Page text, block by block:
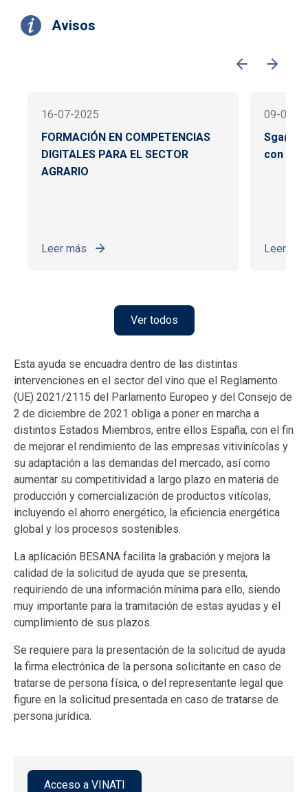
Avisos
16-07-2025
FORMACIÓN EN COMPETENCIAS
DIGITALES PARA EL SECTOR
AGRARIO
Leer más
09-05-
con el
Leer
Ver todos
Esta ayuda se encuadra dentro de las distintas
intervenciones en el sector del vino que el Reglamento
(UE) 2021/2115 del Parlamento Europeo y del Consejo de
2 de diciembre de 2021 obliga a poner en marcha a
distintos Estados Miembros, entre ellos España, con el fin
de mejorar el rendimiento de las empresas vitivinícolas y
su adaptación a las demandas del mercado, así como
aumentar su competitividad a largo plazo en materia de
producción y comercialización de productos vitícolas,
incluyendo el ahorro energético, la eficiencia energética
global y los procesos sostenibles.
La aplicación BESANA facilita la grabación y mejora la
calidad de la solicitud de ayuda que se presenta,
requiriendo de una información mínima para ello, siendo
muy importante para la tramitación de estas ayudas y el
cumplimiento de sus plazos.
Se requiere para la presentación de la solicitud de ayuda
la firma electrónica de la persona solicitante en caso de
tratarse de persona física, o del representante legal que
figure en la solicitud presentada en caso de tratarse de
persona jurídica.
Acceso a VINATI